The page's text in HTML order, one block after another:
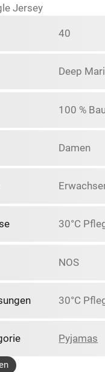
Jersey
40
Deep
100 %
Damen
30°C
NOS
30°C
Pyjamas